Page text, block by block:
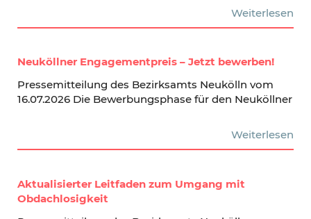
Weiterlesen
Neuköllner Engagementpreis – Jetzt bewerben!
Pressemitteilung des Bezirksamts Neukölln vom
16.07.2026 Die Bewerbungsphase für den Neuköllner
Weiterlesen
Aktualisierter Leitfaden zum Umgang mit
Obdachlosigkeit